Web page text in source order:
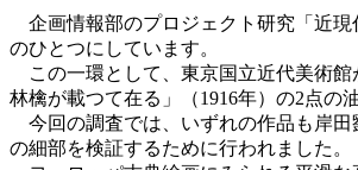
企画情報部のプロジェクト研究「近現
のひとつにしています。
この一環として、東京国立近代美術館
林檎が載つて在る」（1916年）の2点の
今回の調査では、いずれの作品も岸田
の細部を検証するために行われました。